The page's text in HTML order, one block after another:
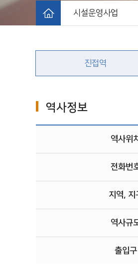
시설운영사업
진접역
역사정보
역사위치
전화번
지역, 지
역사규
출입구